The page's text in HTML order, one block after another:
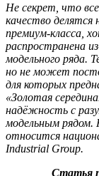
Не секрет, что
качество делятся
премиум-класса,
распространена
модельного ряда.
но не может
для которых
«Золотая
надёжность с
модельным рядом.
относится
Industrial Group.
Статья